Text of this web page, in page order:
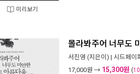
미리보기
몰라봐주어 너무도
서진영 (지은이) | 시드페이
17,000원 → 15,300원 (